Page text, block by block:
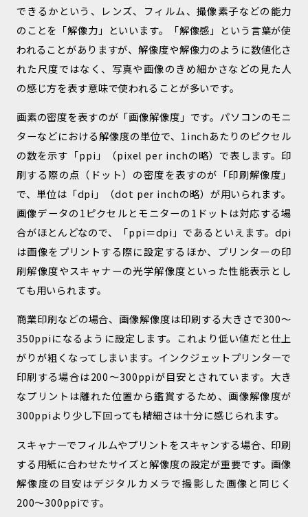
できるかという、レンズ、フィルム、撮像素子などの能力
のことを「解像力」といいます。「解像感」という言葉が使
われることがありますが、解像度や解像力のように数値化さ
れた尺度ではなく、写真や画像のきめ細かさなどの見た人
の感じ方を表す意味で使われることが多いです。
画素の密度を表すのが「画像解像度」です。パソコンのモニ
ターなどにおける解像度の単位で、1inchあたりのピクセル
の数を示す「ppi」（pixel per inchの略）で表します。印
刷する際の点（ドット）の密度を表すのが「印刷解像度」
で、単位は「dpi」（dot per inchの略）が用いられます。
画像データの1ピクセルとモニターの1ドットは対応する場
合がほとんどなので、「ppi＝dpi」であるといえます。dpi
は画像をプリントする際に設定するほか、プリンターの印
刷解像度やスキャナーの光学解像度といった性能表示とし
ても用いられます。
商業印刷などの場合、画像解像度は印刷する大きさで300～
350ppiになるように設定します。これより低い値だと仕上
がりが粗くなってしまいます。インクジェットプリンターで
印刷する場合は200〜300ppiが目安とされています。大き
なプリントは離れた位置から鑑賞するため、画像解像度が
300ppiより少し下回っても精細さは十分に感じられます。
スキャナーでフィルムやプリントをスキャンする場合、印刷
する用紙に合わせたサイズと解像度の設定が重要です。画像
解像度の目安はデジタルカメラで撮影した画像と同じく
200〜300ppiです。